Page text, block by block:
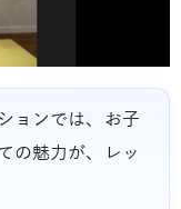
ョンでは、お子
の魅力が、レッ